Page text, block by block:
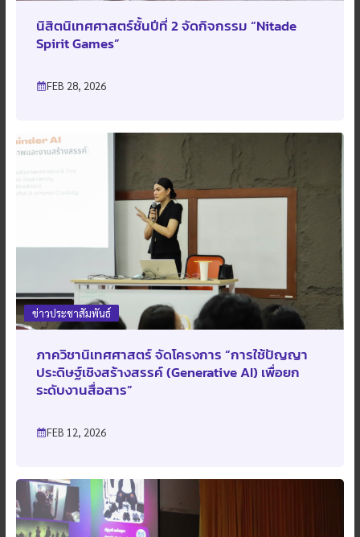
นิสิตนิเทศศาสตร์ชั้นปีที่ 2 จัดกิจกรรม “Nitade
Spirit Games”
FEB 28, 2026
ข่าวประชาสัมพันธ์
ภาควิชานิเทศศาสตร์ จัดโครงการ “การใช้ปัญญา
ประดิษฐ์เชิงสร้างสรรค์ (Generative AI) เพื่อยก
ระดับงานสื่อสาร”
FEB 12, 2026